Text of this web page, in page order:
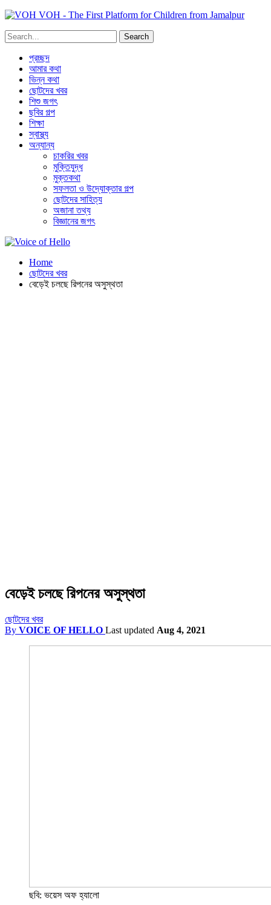
VOH - The First Platform for Children from Jamalpur
প্রচ্ছদ
আমার কথা
ভিন্ন কথা
ছোটদের খবর
শিশু জগৎ
ছবির গল্প
শিক্ষা
স্বাস্থ্য
অন্যান্য
চাকরির খবর
মুক্তিযুদ্ধ
মুক্তকথা
সফলতা ও উদ্যোক্তার গল্প
ছোটদের সাহিত্য
অজানা তথ্য
বিজ্ঞানের জগৎ
Home
ছোটদের খবর
বেড়েই চলছে রিপনের অসুস্থতা
বেড়েই চলছে রিপনের অসুস্থতা
ছোটদের খবর
By VOICE OF HELLO Last updated Aug 4, 2021
ছবি: ভয়েস অফ হ্যালো